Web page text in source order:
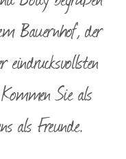
Bauernhof, der
Sie als
als Freunde.